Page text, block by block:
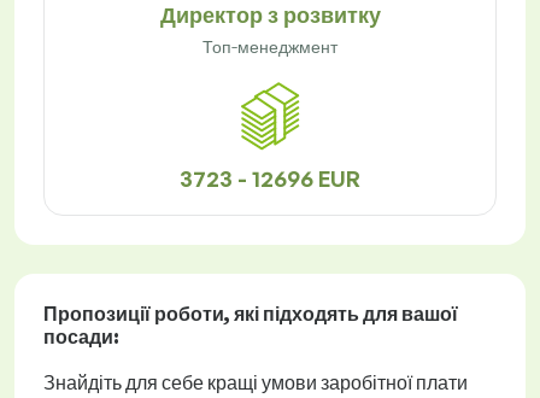
Директор з розвитку
Топ-менеджмент
3723 - 12696 EUR
Пропозиції роботи, які підходять для вашої
посади:
Знайдіть для себе кращі умови заробітної плати